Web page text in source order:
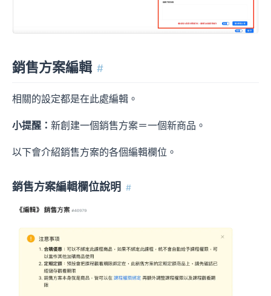
銷售方案編輯 #
相關的設定都是在此處編輯。
小提醒： 新創建一個銷售方案＝一個新商品。
以下會介紹銷售方案的各個編輯欄位。
銷售方案編輯欄位說明 #